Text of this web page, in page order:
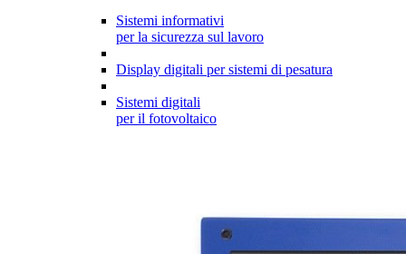
Sistemi informativi
per la sicurezza sul lavoro
Display digitali per sistemi di pesatura
Sistemi digitali
per il fotovoltaico